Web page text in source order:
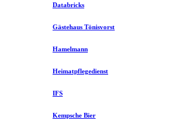
Databricks
Gästehaus Tönisvorst
Hamelmann
Heimatpflegedienst
IFS
Kempsche Bier